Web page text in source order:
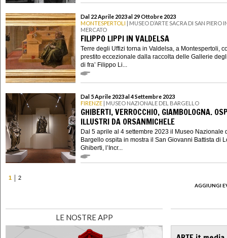
Dal 22 Aprile 2023 al 29 Ottobre 2023
MONTESPERTOLI | MUSEO D’ARTE SACRA DI SAN PIERO
MERCATO
FILIPPO LIPPI IN VALDELSA
Terre degli Uffizi torna in Valdelsa, a Montespertoli,
prestito eccezionale dalla raccolta delle Gallerie
di fra’ Filippo Li...
Dal 5 Aprile 2023 al 4 Settembre 2023
FIRENZE | MUSEO NAZIONALE DEL BARGELLO
GHIBERTI, VERROCCHIO, GIAMBOLOGNA.
ILLUSTRI DA ORSANMICHELE
Dal 5 aprile al 4 settembre 2023 il Museo Nazionale
Bargello ospita in mostra il San Giovanni Battista di
Ghiberti, l’Incr...
1
2
AGGIUNGI
LE NOSTRE APP